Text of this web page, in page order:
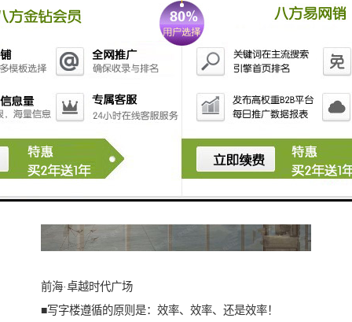
园、滨海公园市政：宝安区
内部配套：学校：社区公立小学
前海·卓越时代广场
■写字楼遵循的原则是：效率、效率、还是效率！